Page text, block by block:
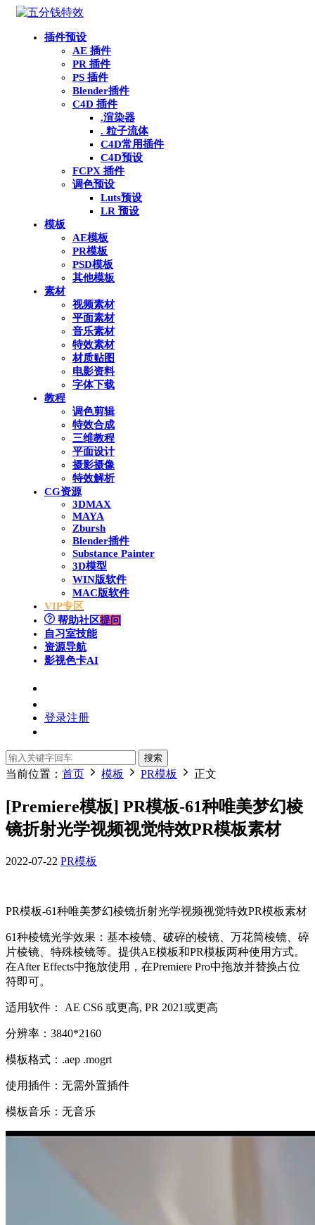
插件预设
AE 插件
PR 插件
PS 插件
Blender插件
C4D 插件
.渲染器
. 粒子流体
C4D常用插件
C4D预设
FCPX 插件
调色预设
Luts预设
LR 预设
模板
AE模板
PR模板
PSD模板
其他模板
素材
视频素材
平面素材
音乐素材
特效素材
材质贴图
电影资料
字体下载
教程
调色剪辑
特效合成
三维教程
平面设计
摄影摄像
特效解析
CG资源
3DMAX
MAYA
Zbursh
Blender插件
Substance Painter
3D模型
WIN版软件
MAC版软件
VIP专区
帮助社区提问
自习室技能
资源导航
影视色卡AI
登录注册
搜索
当前位置： 首页 模板 PR模板 正文
[Premiere模板] PR模板-61种唯美梦幻棱
镜折射光学视频视觉特效PR模板素材
2022-07-22 PR模板
PR模板-61种唯美梦幻棱镜折射光学视频视觉特效PR模板素材
61种棱镜光学效果：基本棱镜、破碎的棱镜、万花筒棱镜、碎
片棱镜、特殊棱镜等。提供AE模板和PR模板两种使用方式。
在After Effects中拖放使用，在Premiere Pro中拖放并替换占位
符即可。
适用软件： AE CS6 或更高, PR 2021或更高
分辨率：3840*2160
模板格式：.aep .mogrt
使用插件：无需外置插件
模板音乐：无音乐